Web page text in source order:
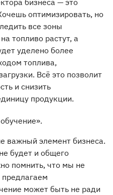
бизнеса — это
оптимизировать, но
все зоны
топливо растут, а
уделено более
топлива,
Всё это позволит
и снизить
продукции.
важный элемент бизнеса.
будет и общего
помнить, что мы не
может быть не ради